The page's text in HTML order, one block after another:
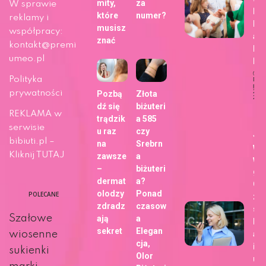
W sprawie
reklamy i
współpracy:
kontakt@premi
umeo.pl
Polityka
prywatności
REKLAMA w
serwisie
bibiuti.pl –
Kliknij TUTAJ
POLECANE
Szałowe
wiosenne
sukienki
mity,
które
musisz
znać
za
numer?
Pozbą
dź się
trądzik
u raz
na
zawsze
–
dermat
olodzy
zdradz
ają
sekret
Złota
biżuteri
a 585
czy
Srebrn
a
biżuteri
a?
Ponad
czasow
a
Elegan
cja,
Olor
29
u?